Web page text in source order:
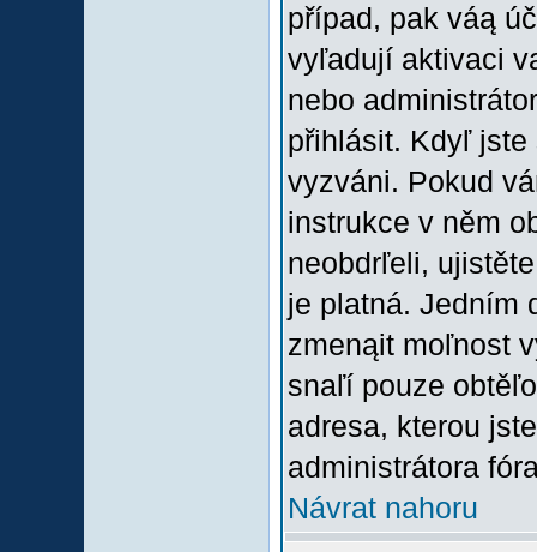
případ, pak váą
vyľadují aktivaci
nebo
přihlásit. Kdyľ
vyzváni. Pokud
instrukce v něm
neobdrľeli,
je platná. Jedním
zmenąit moľnost
snaľí pouze
adresa, kterou
administrátora
Návrat nahoru